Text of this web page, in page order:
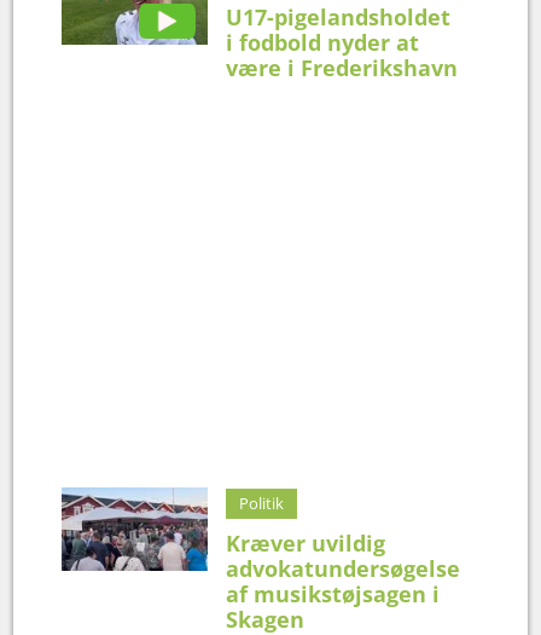
U17-pigelandsholdet
i fodbold nyder at
være i Frederikshavn
Politik
Kræver uvildig
advokatundersøgelse
af musikstøjsagen i
Skagen